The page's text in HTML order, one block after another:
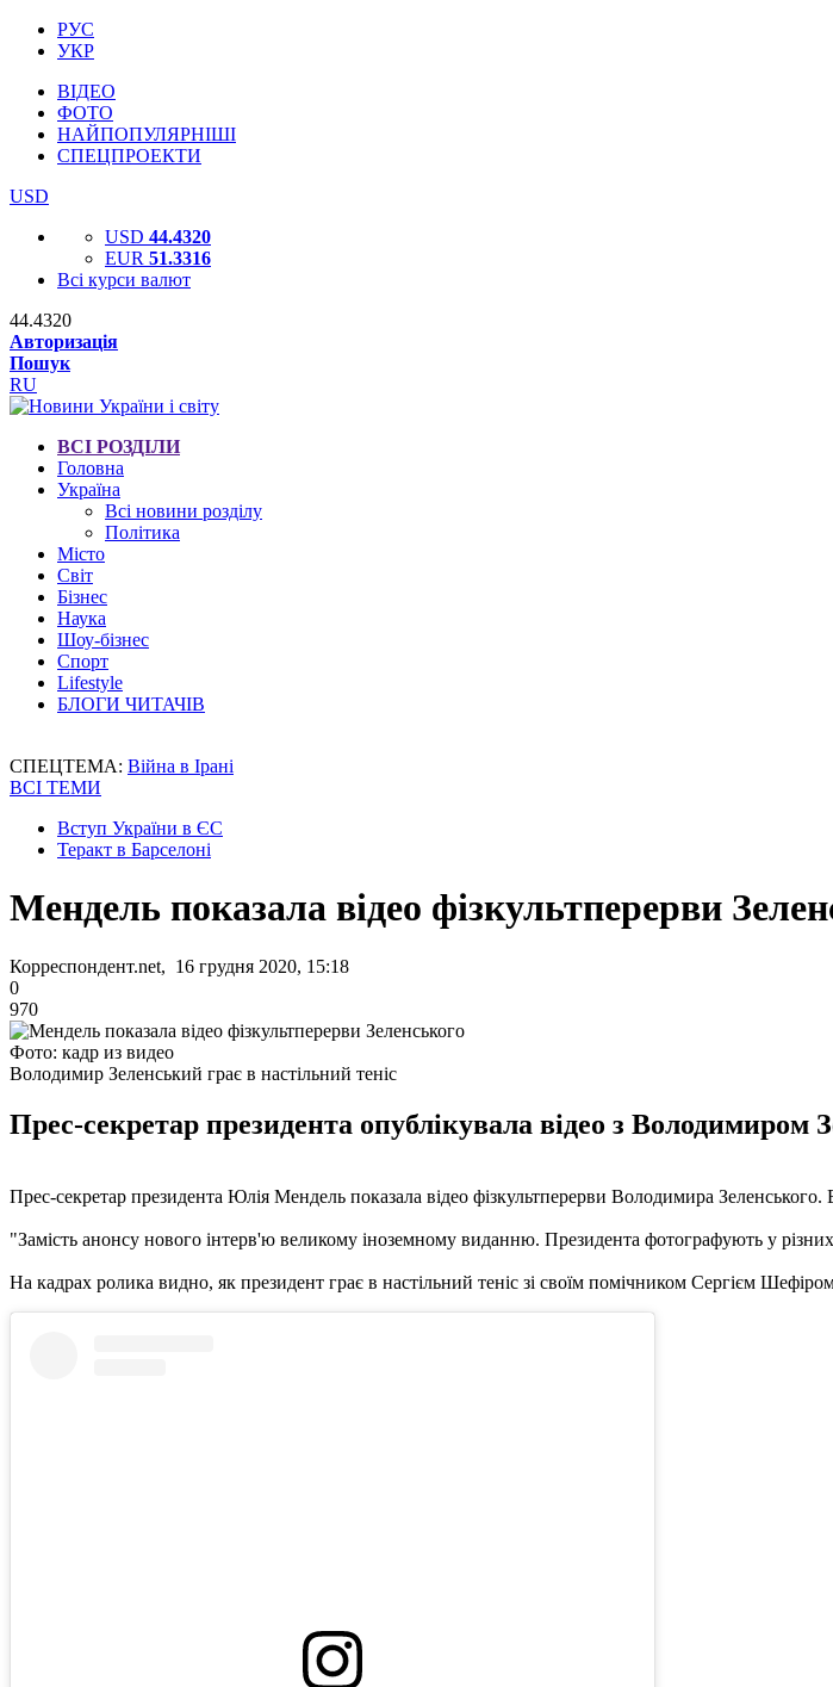
РУС
УКР
ВІДЕО
ФОТО
НАЙПОПУЛЯРНІШІ
СПЕЦПРОЕКТИ
USD
USD 44.4320
EUR 51.3316
Всі курси валют
44.4320
Авторизація
Пошук
RU
ВСІ РОЗДІЛИ
Головна
Україна
Всі новини розділу
Політика
Місто
Світ
Бізнес
Наука
Шоу-бізнес
Спорт
Lifestyle
БЛОГИ ЧИТАЧІВ
СПЕЦТЕМА: Війна в Ірані
ВСІ ТЕМИ
Вступ України в ЄС
Теракт в Барселоні
Мендель показала відео фізкультперерви
Корреспондент.net, 16 грудня 2020, 15:18
0
970
Фото: кадр из видео
Володимир Зеленський грає в настільний теніс
Прес-секретар президента опублікувала відео з Володимиром
Прес-секретар президента Юлія Мендель показала відео фізкультперерви Володимира
"Замість анонсу нового інтерв'ю великому іноземному виданню. Президента фотографують у
На кадрах ролика видно, як президент грає в настільний теніс зі своїм помічником Сергієм